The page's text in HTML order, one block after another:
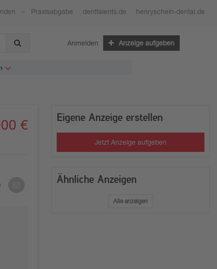
Praxisabgabe denttalents.de henryschein-dental.de
Anmelden Anzeige aufgeben
Eigene Anzeige erstellen
Jetzt Anzeige aufgeben
Ähnliche Anzeigen
Alle anzeigen
€